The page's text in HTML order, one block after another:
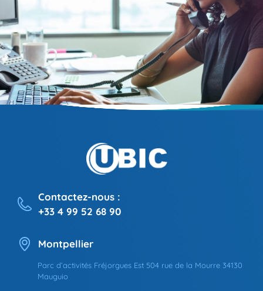
Contactez-nous :
+33 4 99 52 68 90
Montpellier
Parc d’activités Fréjorgues Est 504 rue de la Mourre 34130
Mauguio